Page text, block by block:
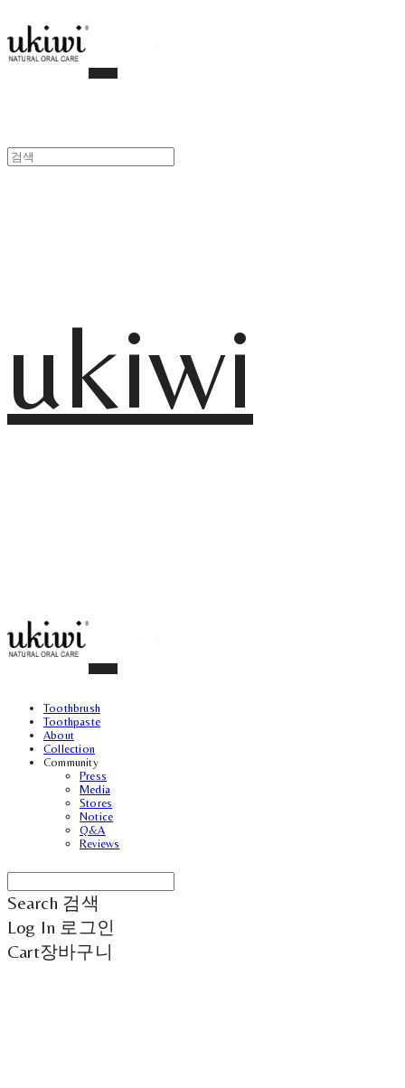
ukiwi
Toothbrush
Toothpaste
About
Collection
Community
Press
Media
Stores
Notice
Q&A
Reviews
Search 검색
Log In 로그인
Cart장바구니